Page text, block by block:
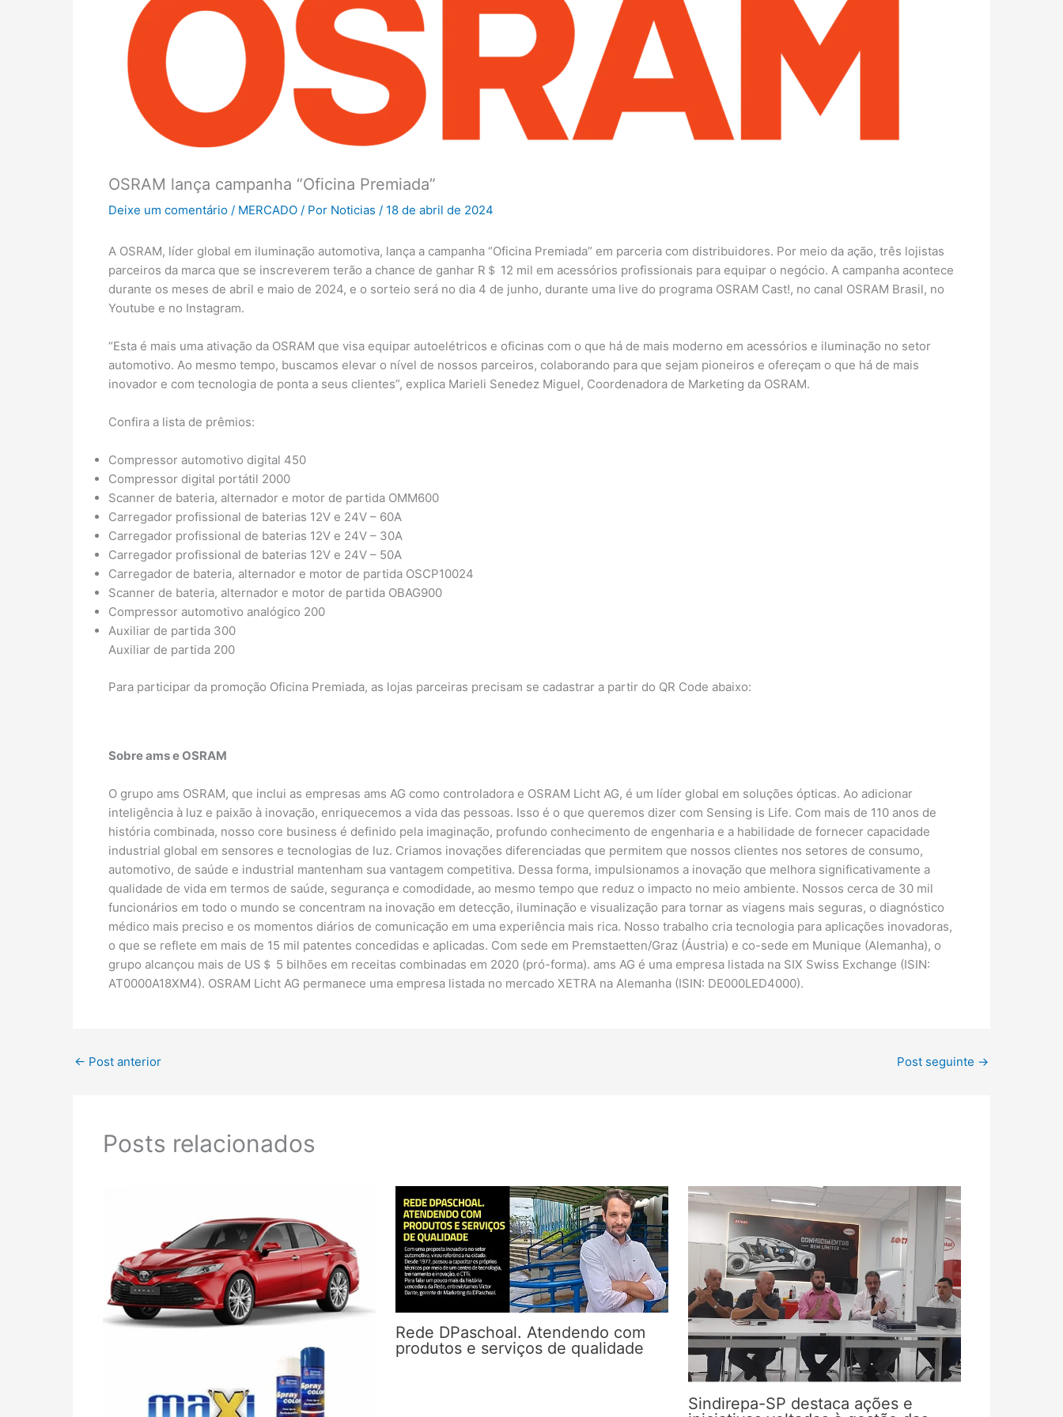
OSRAM lança campanha “Oficina Premiada”
Deixe um comentário / MERCADO / Por Noticias / 18 de abril de 2024
A OSRAM, líder global em iluminação automotiva, lança a campanha “Oficina Premiada” em parceria com distribuidores. Por meio da ação, três lojistas
parceiros da marca que se inscreverem terão a chance de ganhar R＄ 12 mil em acessórios profissionais para equipar o negócio. A campanha acontece
durante os meses de abril e maio de 2024, e o sorteio será no dia 4 de junho, durante uma live do programa OSRAM Cast!, no canal OSRAM Brasil, no
Youtube e no Instagram.
“Esta é mais uma ativação da OSRAM que visa equipar autoelétricos e oficinas com o que há de mais moderno em acessórios e iluminação no setor
automotivo. Ao mesmo tempo, buscamos elevar o nível de nossos parceiros, colaborando para que sejam pioneiros e ofereçam o que há de mais
inovador e com tecnologia de ponta a seus clientes”, explica Marieli Senedez Miguel, Coordenadora de Marketing da OSRAM.
Confira a lista de prêmios:
Compressor automotivo digital 450
Compressor digital portátil 2000
Scanner de bateria, alternador e motor de partida OMM600
Carregador profissional de baterias 12V e 24V – 60A
Carregador profissional de baterias 12V e 24V – 30A
Carregador profissional de baterias 12V e 24V – 50A
Carregador de bateria, alternador e motor de partida OSCP10024
Scanner de bateria, alternador e motor de partida OBAG900
Compressor automotivo analógico 200
Auxiliar de partida 300
Auxiliar de partida 200
Para participar da promoção Oficina Premiada, as lojas parceiras precisam se cadastrar a partir do QR Code abaixo:
Sobre ams e OSRAM
O grupo ams OSRAM, que inclui as empresas ams AG como controladora e OSRAM Licht AG, é um líder global em soluções ópticas. Ao adicionar
inteligência à luz e paixão à inovação, enriquecemos a vida das pessoas. Isso é o que queremos dizer com Sensing is Life. Com mais de 110 anos de
história combinada, nosso core business é definido pela imaginação, profundo conhecimento de engenharia e a habilidade de fornecer capacidade
industrial global em sensores e tecnologias de luz. Criamos inovações diferenciadas que permitem que nossos clientes nos setores de consumo,
automotivo, de saúde e industrial mantenham sua vantagem competitiva. Dessa forma, impulsionamos a inovação que melhora significativamente a
qualidade de vida em termos de saúde, segurança e comodidade, ao mesmo tempo que reduz o impacto no meio ambiente. Nossos cerca de 30 mil
funcionários em todo o mundo se concentram na inovação em detecção, iluminação e visualização para tornar as viagens mais seguras, o diagnóstico
médico mais preciso e os momentos diários de comunicação em uma experiência mais rica. Nosso trabalho cria tecnologia para aplicações inovadoras,
o que se reflete em mais de 15 mil patentes concedidas e aplicadas. Com sede em Premstaetten/Graz (Áustria) e co-sede em Munique (Alemanha), o
grupo alcançou mais de US＄ 5 bilhões em receitas combinadas em 2020 (pró-forma). ams AG é uma empresa listada na SIX Swiss Exchange (ISIN:
AT0000A18XM4). OSRAM Licht AG permanece uma empresa listada no mercado XETRA na Alemanha (ISIN: DE000LED4000).
← Post anterior Post seguinte →
Posts relacionados
Rede DPaschoal. Atendendo com
produtos e serviços de qualidade
Sindirepa-SP destaca ações e